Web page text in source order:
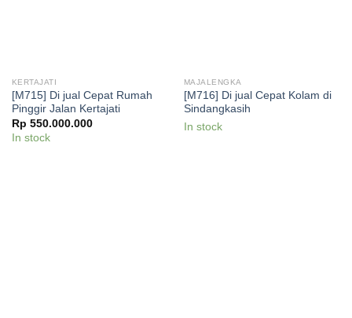
KERTAJATI
[M715] Di jual Cepat Rumah
Pinggir Jalan Kertajati
Rp 550.000.000
In stock
MAJALENGKA
[M716] Di jual Cepat Kolam di
Sindangkasih
In stock